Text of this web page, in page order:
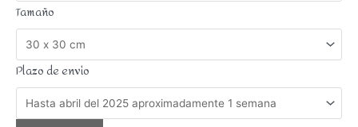
Tamaño
Plazo de envio